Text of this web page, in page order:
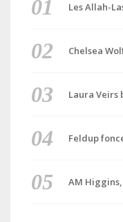
Les Allah-
Chelsea
Laura
Feldup
AM